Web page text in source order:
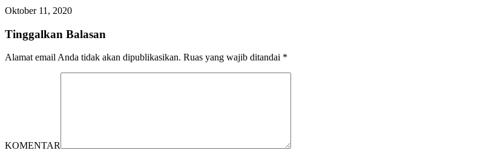
Oktober 11, 2020
Tinggalkan Balasan
Alamat email Anda tidak akan dipublikasikan. Ruas yang wajib ditandai *
KOMENTAR